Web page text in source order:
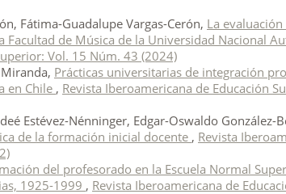
Fátima-Guadalupe Vargas-Cerón, La
Facultad de Música de la Universidad Nacional
Vol. 15 Núm. 43 (2024)
Prácticas universitarias de integración
en Chile , Revista Iberoamericana de Educación
Estévez-Nénninger, Edgar-Oswaldo González-
de la formación inicial docente , Revista
del profesorado en la Escuela Normal
1925-1999 , Revista Iberoamericana de